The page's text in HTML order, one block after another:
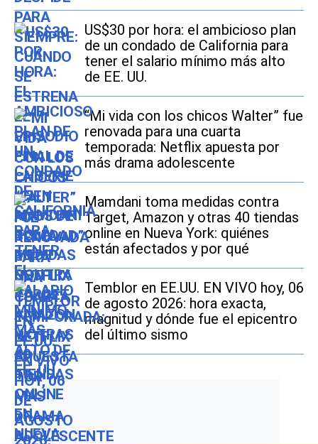
US$30 por hora: el ambicioso plan
de un condado de California para
tener el salario mínimo más alto
de EE. UU.
“Mi vida con los chicos Walter” fue
renovada para una cuarta
temporada: Netflix apuesta por
más drama adolescente
Mamdani toma medidas contra
Target, Amazon y otras 40 tiendas
online en Nueva York: quiénes
están afectados y por qué
Temblor en EE.UU. EN VIVO hoy, 06
de agosto 2026: hora exacta,
magnitud y dónde fue el epicentro
del último sismo